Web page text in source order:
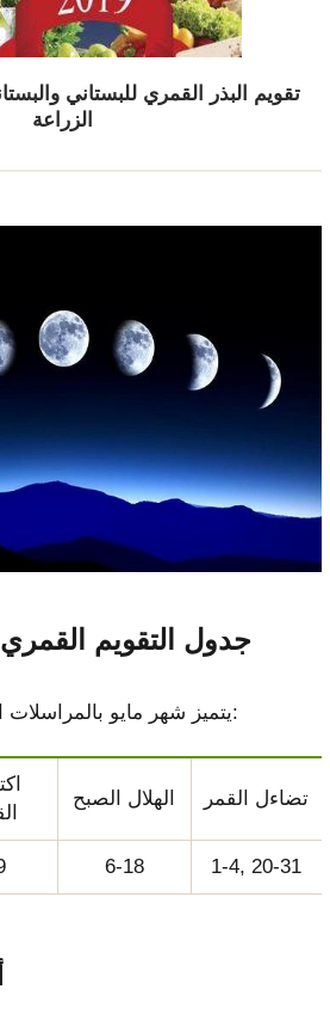
الزراعة
جدول التقويم القمري
يتميز شهر مايو بالمراسلات التالية للدورات والتواريخ:
الهلال الصبح تضاءل القمر
6-18 1-4, 20-31